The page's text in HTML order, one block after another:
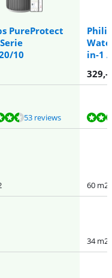
PureProtect
10
in-1
329,-
reviews.
reviews.53 reviews
reviews.
60 m2
34 m2